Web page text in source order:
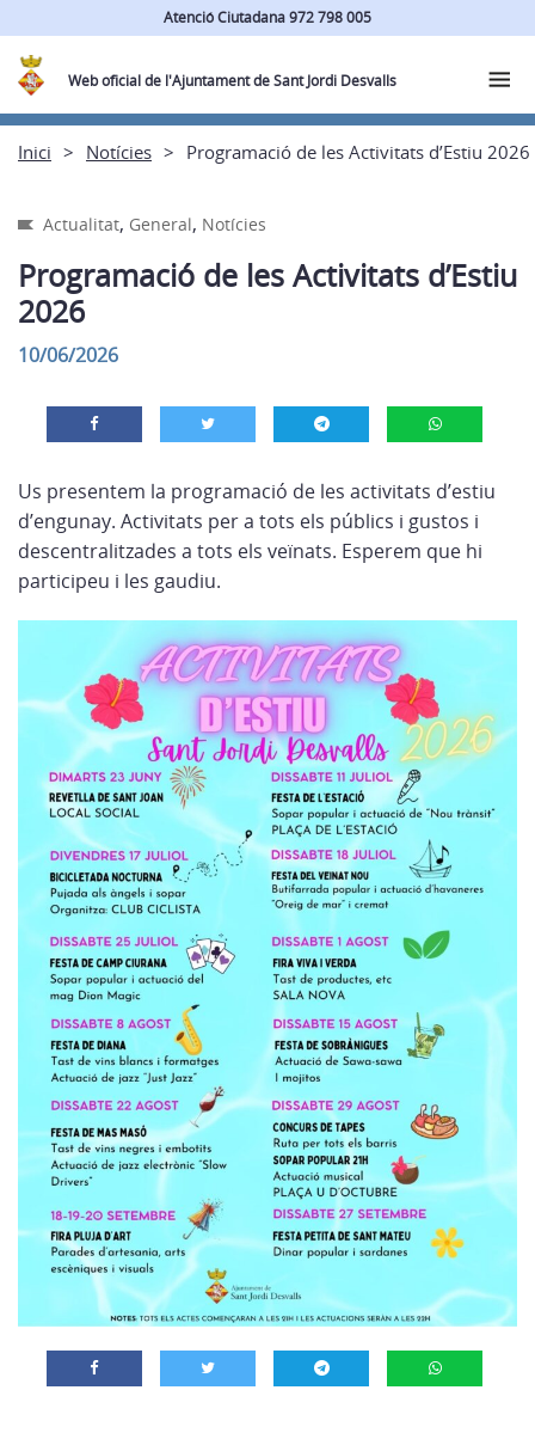
Atenció Ciutadana 972 798 005
Web oficial de l'Ajuntament de Sant Jordi Desvalls
Inici Notícies Programació de les Activitats d’Estiu 2026
Actualitat, General, Notícies
Programació de les Activitats d’Estiu
2026
10/06/2026
Us presentem la programació de les activitats d’estiu
d’engunay. Activitats per a tots els públics i gustos i
descentralitzades a tots els veïnats. Esperem que hi
participeu i les gaudiu.